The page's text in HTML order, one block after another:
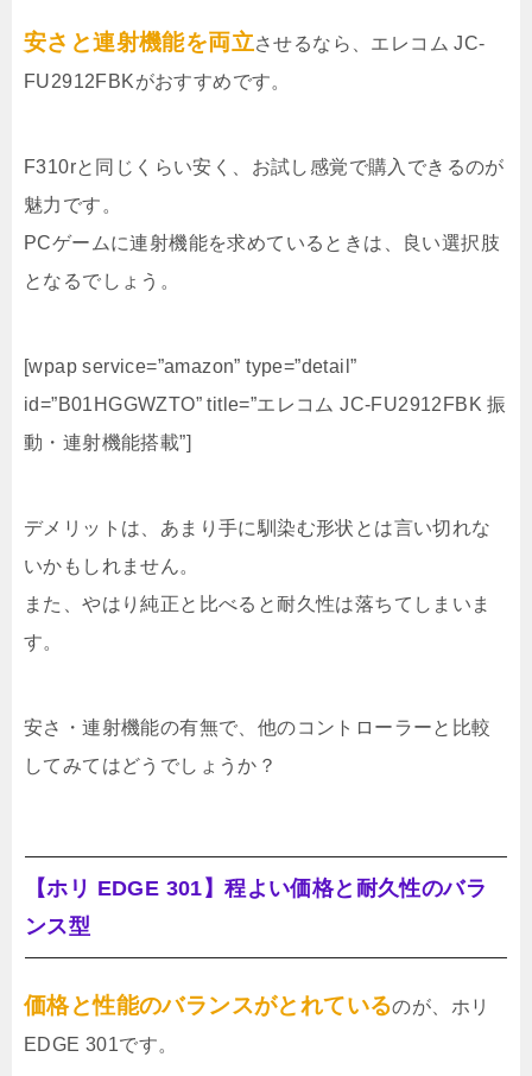
安さと連射機能を両立させるなら、エレコム JC-
FU2912FBKがおすすめです。
F310rと同じくらい安く、お試し感覚で購入できるのが
魅力です。
PCゲームに連射機能を求めているときは、良い選択肢
となるでしょう。
[wpap service=”amazon” type=”detail”
id=”B01HGGWZTO” title=”エレコム JC-FU2912FBK 振
動・連射機能搭載”]
デメリットは、あまり手に馴染む形状とは言い切れな
いかもしれません。
また、やはり純正と比べると耐久性は落ちてしまいま
す。
安さ・連射機能の有無で、他のコントローラーと比較
してみてはどうでしょうか？
【ホリ EDGE 301】程よい価格と耐久性のバラ
ンス型
価格と性能のバランスがとれているのが、ホリ
EDGE 301です。